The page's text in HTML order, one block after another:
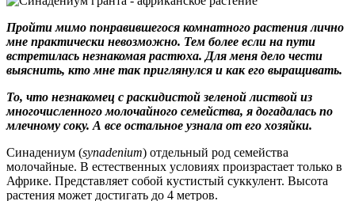
Пройти мимо понравившегося комнатного растения лично
мне практически невозможно. Тем более если на пути
встретилась незнакомая растюха. Для меня дело чести
выяснить, кто мне так приглянулся и как его выращивать.
То, что незнакомец с раскидистой зеленой листвой из
многочисленного молочайного семейства, я догадалась по
млечному соку. А все остальное узнала от его хозяйки.
Синадениум (synadenium) отдельный род семейства
молочайные. В естественных условиях произрастает только в
Африке. Представляет собой кустистый суккулент. Высота
растения может достигать до 4 метров.